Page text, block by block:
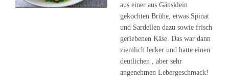
aus einer aus Gänsklein
gekochten Brühe, etwas Spinat
und Sardellen dazu sowie frisch
geriebenen Käse. Das war dann
ziemlich lecker und hatte einen
deutlichen , aber sehr
angenehmen Lebergeschmack!